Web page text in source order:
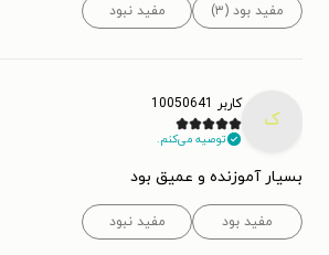
مفید بود (۳) مفید نبود
ک
کاربر 10050641
توصیه می‌کنم.
بسیار آموزنده و عمیق بود
مفید بود مفید نبود